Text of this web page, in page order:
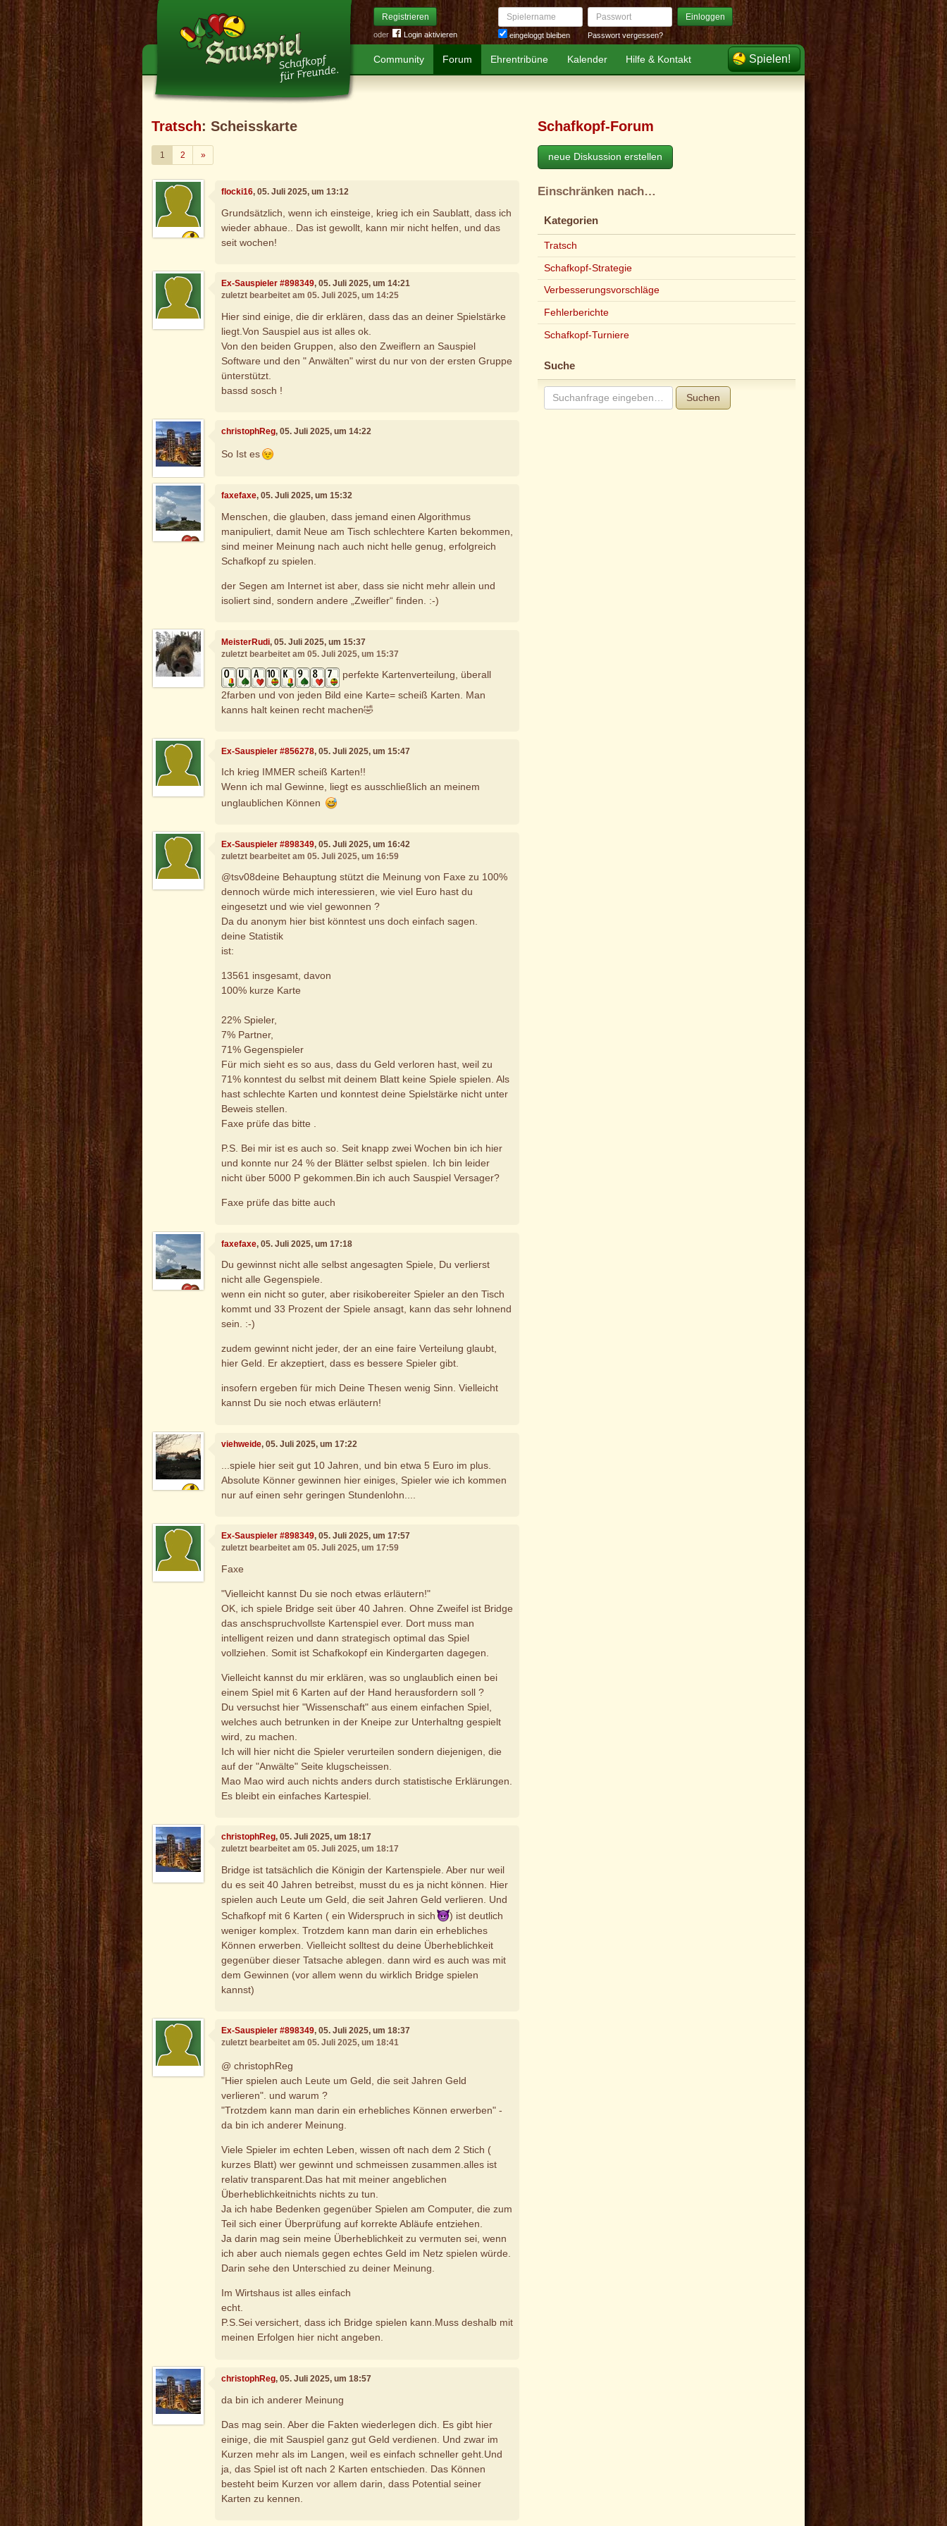
Registrieren
oder Login aktivieren
Spielername
eingeloggt bleiben
Passwort Einloggen
Passwort vergessen?
Community Forum Ehrentribüne Kalender Hilfe & Kontakt Spielen!
Tratsch: Scheisskarte
1 2 »Weiter
flocki16, 05. Juli 2025, um 13:12
Grundsätzlich, wenn ich einsteige, krieg ich ein Saublatt, dass ich
wieder abhaue.. Das ist gewollt, kann mir nicht helfen, und das
seit wochen!
Ex-Sauspieler #898349, 05. Juli 2025, um 14:21
zuletzt bearbeitet am 05. Juli 2025, um 14:25
Hier sind einige, die dir erklären, dass das an deiner Spielstärke
liegt.Von Sauspiel aus ist alles ok.
Von den beiden Gruppen, also den Zweiflern an Sauspiel
Software und den " Anwälten" wirst du nur von der ersten Gruppe
ünterstützt.
bassd sosch !
christophReg, 05. Juli 2025, um 14:22
So Ist es
faxefaxe, 05. Juli 2025, um 15:32
Menschen, die glauben, dass jemand einen Algorithmus
manipuliert, damit Neue am Tisch schlechtere Karten bekommen,
sind meiner Meinung nach auch nicht helle genug, erfolgreich
Schafkopf zu spielen.
der Segen am Internet ist aber, dass sie nicht mehr allein und
isoliert sind, sondern andere „Zweifler“ finden. :-)
MeisterRudi, 05. Juli 2025, um 15:37
zuletzt bearbeitet am 05. Juli 2025, um 15:37
perfekte Kartenverteilung, überall
2farben und von jeden Bild eine Karte= scheiß Karten. Man
kanns halt keinen recht machen🤣
Ex-Sauspieler #856278, 05. Juli 2025, um 15:47
Ich krieg IMMER scheiß Karten!!
Wenn ich mal Gewinne, liegt es ausschließlich an meinem
unglaublichen Können
Ex-Sauspieler #898349, 05. Juli 2025, um 16:42
zuletzt bearbeitet am 05. Juli 2025, um 16:59
@tsv08deine Behauptung stützt die Meinung von Faxe zu 100%
dennoch würde mich interessieren, wie viel Euro hast du
eingesetzt und wie viel gewonnen ?
Da du anonym hier bist könntest uns doch einfach sagen.
deine Statistik
ist:
13561 insgesamt, davon
100% kurze Karte
22% Spieler,
7% Partner,
71% Gegenspieler
Für mich sieht es so aus, dass du Geld verloren hast, weil zu
71% konntest du selbst mit deinem Blatt keine Spiele spielen. Als
hast schlechte Karten und konntest deine Spielstärke nicht unter
Beweis stellen.
Faxe prüfe das bitte .
P.S. Bei mir ist es auch so. Seit knapp zwei Wochen bin ich hier
und konnte nur 24 % der Blätter selbst spielen. Ich bin leider
nicht über 5000 P gekommen.Bin ich auch Sauspiel Versager?
Faxe prüfe das bitte auch
faxefaxe, 05. Juli 2025, um 17:18
Du gewinnst nicht alle selbst angesagten Spiele, Du verlierst
nicht alle Gegenspiele.
wenn ein nicht so guter, aber risikobereiter Spieler an den Tisch
kommt und 33 Prozent der Spiele ansagt, kann das sehr lohnend
sein. :-)
zudem gewinnt nicht jeder, der an eine faire Verteilung glaubt,
hier Geld. Er akzeptiert, dass es bessere Spieler gibt.
insofern ergeben für mich Deine Thesen wenig Sinn. Vielleicht
kannst Du sie noch etwas erläutern!
viehweide, 05. Juli 2025, um 17:22
...spiele hier seit gut 10 Jahren, und bin etwa 5 Euro im plus.
Absolute Könner gewinnen hier einiges, Spieler wie ich kommen
nur auf einen sehr geringen Stundenlohn....
Ex-Sauspieler #898349, 05. Juli 2025, um 17:57
zuletzt bearbeitet am 05. Juli 2025, um 17:59
Faxe
"Vielleicht kannst Du sie noch etwas erläutern!"
OK, ich spiele Bridge seit über 40 Jahren. Ohne Zweifel ist Bridge
das anschspruchvollste Kartenspiel ever. Dort muss man
intelligent reizen und dann strategisch optimal das Spiel
vollziehen. Somit ist Schafkokopf ein Kindergarten dagegen.
Vielleicht kannst du mir erklären, was so unglaublich einen bei
einem Spiel mit 6 Karten auf der Hand herausfordern soll ?
Du versuchst hier "Wissenschaft" aus einem einfachen Spiel,
welches auch betrunken in der Kneipe zur Unterhaltng gespielt
wird, zu machen.
Ich will hier nicht die Spieler verurteilen sondern diejenigen, die
auf der "Anwälte" Seite klugscheissen.
Mao Mao wird auch nichts anders durch statistische Erklärungen.
Es bleibt ein einfaches Kartespiel.
christophReg, 05. Juli 2025, um 18:17
zuletzt bearbeitet am 05. Juli 2025, um 18:17
Bridge ist tatsächlich die Königin der Kartenspiele. Aber nur weil
du es seit 40 Jahren betreibst, musst du es ja nicht können. Hier
spielen auch Leute um Geld, die seit Jahren Geld verlieren. Und
Schafkopf mit 6 Karten ( ein Widerspruch in sich
) ist deutlich
weniger komplex. Trotzdem kann man darin ein erhebliches
Können erwerben. Vielleicht solltest du deine Überheblichkeit
gegenüber dieser Tatsache ablegen. dann wird es auch was mit
dem Gewinnen (vor allem wenn du wirklich Bridge spielen
kannst)
Ex-Sauspieler #898349, 05. Juli 2025, um 18:37
zuletzt bearbeitet am 05. Juli 2025, um 18:41
@ christophReg
"Hier spielen auch Leute um Geld, die seit Jahren Geld
verlieren". und warum ?
"Trotzdem kann man darin ein erhebliches Können erwerben" -
da bin ich anderer Meinung.
Viele Spieler im echten Leben, wissen oft nach dem 2 Stich (
kurzes Blatt) wer gewinnt und schmeissen zusammen.alles ist
relativ transparent.Das hat mit meiner angeblichen
Überheblichkeitnichts nichts zu tun.
Ja ich habe Bedenken gegenüber Spielen am Computer, die zum
Teil sich einer Überprüfung auf korrekte Abläufe entziehen.
Ja darin mag sein meine Überheblichkeit zu vermuten sei, wenn
ich aber auch niemals gegen echtes Geld im Netz spielen würde.
Darin sehe den Unterschied zu deiner Meinung.
Im Wirtshaus ist alles einfach
echt.
P.S.Sei versichert, dass ich Bridge spielen kann.Muss deshalb mit
meinen Erfolgen hier nicht angeben.
christophReg, 05. Juli 2025, um 18:57
da bin ich anderer Meinung
Das mag sein. Aber die Fakten wiederlegen dich. Es gibt hier
einige, die mit Sauspiel ganz gut Geld verdienen. Und zwar im
Kurzen mehr als im Langen, weil es einfach schneller geht.Und
ja, das Spiel ist oft nach 2 Karten entschieden. Das Können
besteht beim Kurzen vor allem darin, dass Potential seiner
Karten zu kennen.
Schafkopf-Forum
neue Diskussion erstellen
Einschränken nach…
Kategorien
Tratsch
Schafkopf-Strategie
Verbesserungsvorschläge
Fehlerberichte
Schafkopf-Turniere
Suche
Suchen